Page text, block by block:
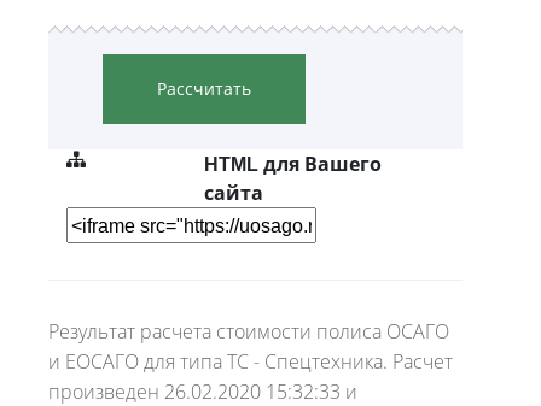
Рассчитать
HTML для Вашего
сайта
Результат расчета стоимости полиса ОСАГО
и ЕОСАГО для типа ТС - Спецтехника. Расчет
произведен 26.02.2020 15:32:33 и